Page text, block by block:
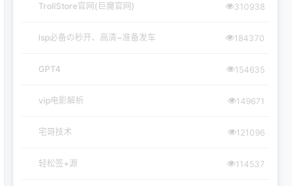
TrollStore官网(巨魔官网) 310938
lsp必备の秒开、高清~准备发车 184370
GPT4 154635
vip电影解析 149671
宅哥技术 121096
轻松签+源 114537